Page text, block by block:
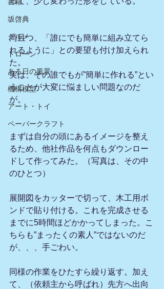
坂啓典
グルメ
ドローン
ある日の風景
機構模型
アート・トイ
ペーパークラフト
尚且つ、「誰にでも簡単に組み立てら
れるように」との要望も付け加えられ
た。
実は、その誰でもが”簡単に作れる”とい
うことが大変に悩ましい問題なのだ
が。
まずは自分の頭にあるイメージを整え
るため、他社作品を何点もダウンロー
ドして作ってみた。（写真は、その中
のひとつ）
展開図をカッターで切って、木工用ボ
ンドで貼り付ける。これを完成させる
までに5時間ほどかかってしまった。こ
ちらも”まったくの素人”ではないのだ
が、、、手ごわい。
同様の作業をひたすら繰り返す。加え
て、（依頼主から呼ばれ）先方へ出向